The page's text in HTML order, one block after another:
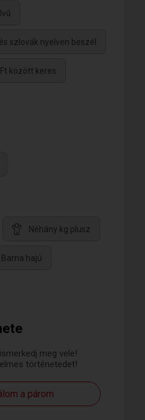
meg vele!
történetedet!
a párom
szlovák nyelven beszél
között keres
Néhány kg plusz
Barna hajú